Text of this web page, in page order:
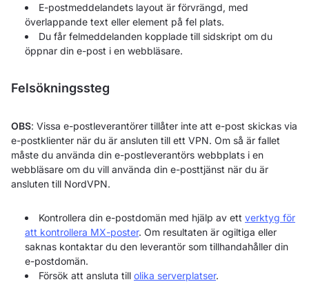
E-postmeddelandets layout är förvrängd, med
överlappande text eller element på fel plats.
Du får felmeddelanden kopplade till sidskript om du
öppnar din e-post i en webbläsare.
Felsökningssteg
OBS: Vissa e-postleverantörer tillåter inte att e-post skickas via
e-postklienter när du är ansluten till ett VPN. Om så är fallet
måste du använda din e-postleverantörs webbplats i en
webbläsare om du vill använda din e-posttjänst när du är
ansluten till NordVPN.
Kontrollera din e-postdomän med hjälp av ett verktyg för
att kontrollera MX-poster. Om resultaten är ogiltiga eller
saknas kontaktar du den leverantör som tillhandahåller din
e-postdomän.
Försök att ansluta till olika serverplatser.